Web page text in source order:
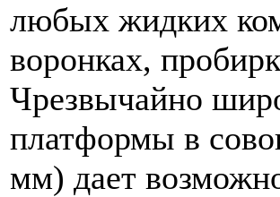
любых жидких
воронках,
Чрезвычайно
платформы в
мм) дает